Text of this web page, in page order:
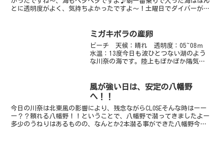
とに透明度がよく、気持ちよかったですよ～！土曜日でダイバーが多
ミガキボラの産卵
ビーチ 天候：晴れ 透明度：05~08ｍ
水温：13度今日も波ひとつない湖のよう
な川奈の海です。陸上もぽかぽか陽気
れ落ちてしまいました。最後には５ｍと
いったところです。...
風が強い日は、安定の八幡野
へ！！
今日の川奈は北東風の影響により、残念ながらCLOSEそんな時はーー
ー？？頼れる八幡野！！ということで、八幡野で潜ってきましたよー
多少のうねりはあるものの、なんとか2本潜る事ができた八幡野今日